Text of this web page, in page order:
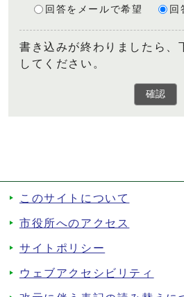
回答をメールで希望 回
書き込みが終わりましたら、
してください。
確認
このサイトについて
市役所へのアクセス
サイトポリシー
ウェブアクセシビリティ